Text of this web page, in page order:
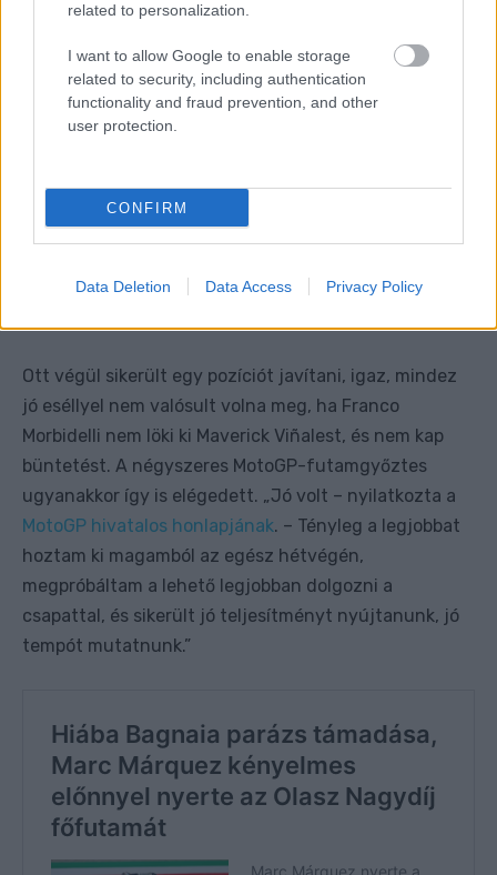
related to personalization.
I want to allow Google to enable storage
related to security, including authentication
functionality and fraud prevention, and other
user protection.
CONFIRM
Data Deletion Data Access Privacy Policy